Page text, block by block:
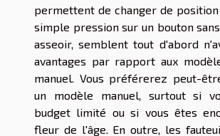
permettent de changer de position
simple pression sur un bouton
asseoir, semblent tout d'abord
avantages par rapport aux
manuel. Vous préférerez peut-
un modèle manuel, surtout si
budget limité ou si vous êtes
fleur de l'âge. En outre, les